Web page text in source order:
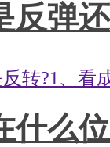
反弹
转?1、看
什么